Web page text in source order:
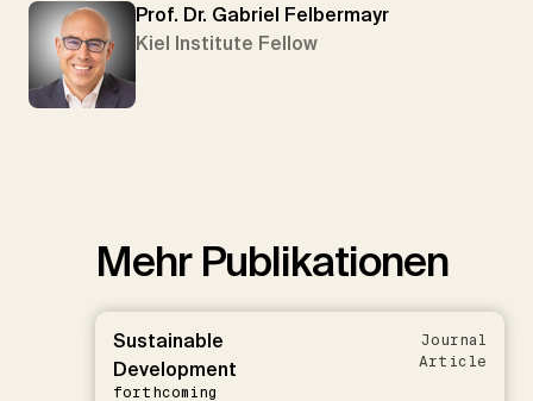
Prof. Dr. Gabriel Felbermayr
Kiel Institute Fellow
Mehr Publikationen
Sustainable
Development
forthcoming
Journal
Article